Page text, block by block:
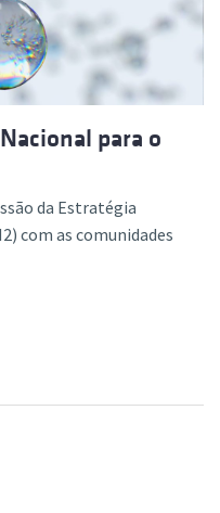
para o
da Estratégia
com as comunidades